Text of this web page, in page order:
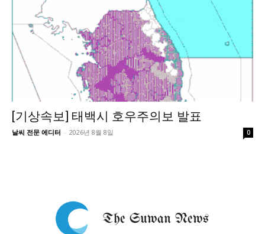
[기상속보] 태백시 호우주의보 발표
날씨 전문 에디터 - 2026년 8월 8일 0